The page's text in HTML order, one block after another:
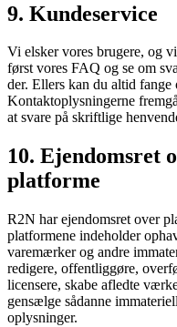
9. Kundeservice
Vi elsker vores brugere, og
først vores FAQ og se om
der. Ellers kan du altid fange
Kontaktoplysningerne
at svare på skriftlige
10. Ejendomsret
platforme
R2N har ejendomsret over
platformene indeholder
varemærker og andre
redigere, offentliggøre,
licensere, skabe afledte
gensælge sådanne
oplysninger.